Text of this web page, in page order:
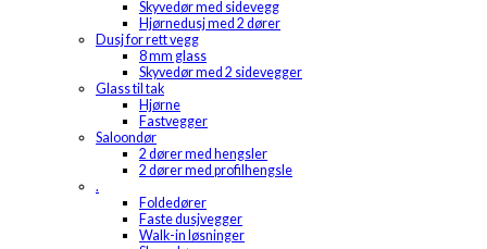
Skyvedør med sidevegg
Hjørnedusj med 2 dører
Dusj for rett vegg
8 mm glass
Skyvedør med 2 sidevegger
Glass til tak
Hjørne
Fastvegger
Saloondør
2 dører med hengsler
2 dører med profilhengsle
.
Foldedører
Faste dusjvegger
Walk-in løsninger